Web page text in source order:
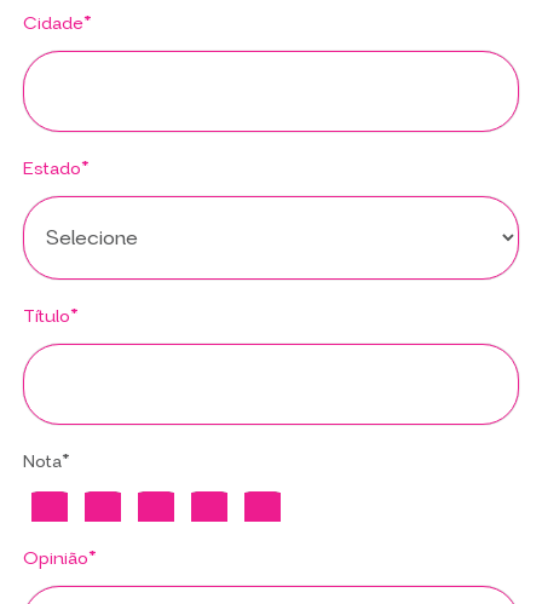
Cidade*
Estado*
Título*
Nota*
Opinião*